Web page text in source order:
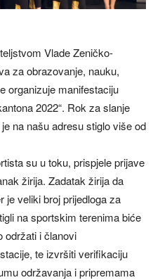
Vlade Zeničko-
za obrazovanje, nauku,
organizuje manifestaciju
2022“. Rok za slanje
na našu adresu stiglo više od
su u toku, prispjele prijave
žirija. Zadatak žirija da
je veliki broj prijedloga za
na sportskim terenima biće
održati i članovi
te izvršiti verifikaciju
održavanja i pripremama